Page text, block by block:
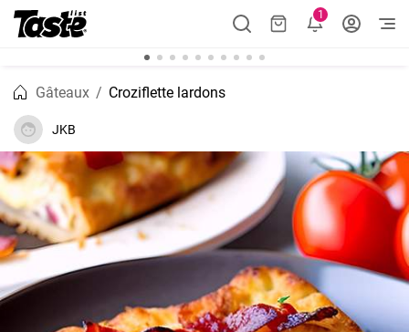
1
Gâteaux Croziflette lardons
JKB